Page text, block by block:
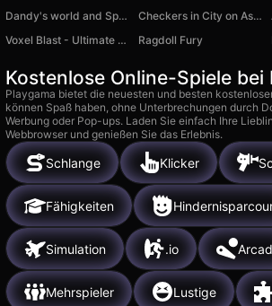
Dandy's world and Sprunki
Checkers in City on Aston Martin
Voxel Blast - Ultimate Edition
Ragdoll Fury
Kostenlose Online-Spiele bei
Playgama bietet die neuesten und besten
können Spaß haben, ohne Unterbrechungen durch
Werbung oder Pop-ups. Laden Sie einfach Ihre
Webbrowser und genießen Sie das Erlebnis.
Schlange Klicker
Fähigkeiten
Simulation .io
Mehrspieler Lustige